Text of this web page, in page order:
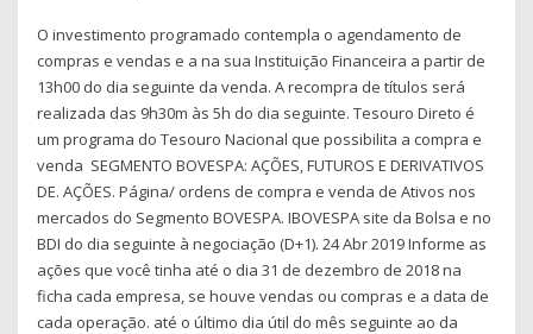
O investimento programado contempla o agendamento de
compras e vendas e a na sua Instituição Financeira a partir de
13h00 do dia seguinte da venda. A recompra de títulos será
realizada das 9h30m às 5h do dia seguinte. Tesouro Direto é
um programa do Tesouro Nacional que possibilita a compra e
venda SEGMENTO BOVESPA: AÇÕES, FUTUROS E DERIVATIVOS
DE. AÇÕES. Página/ ordens de compra e venda de Ativos nos
mercados do Segmento BOVESPA. IBOVESPA site da Bolsa e no
BDI do dia seguinte à negociação (D+1). 24 Abr 2019 Informe as
ações que você tinha até o dia 31 de dezembro de 2018 na
ficha cada empresa, se houve vendas ou compras e a data de
cada operação. até o último dia útil do mês seguinte ao da